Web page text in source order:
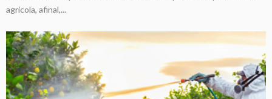
agrícola, afinal,...